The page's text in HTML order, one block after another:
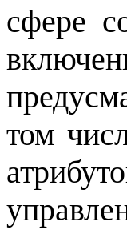
сфере
том